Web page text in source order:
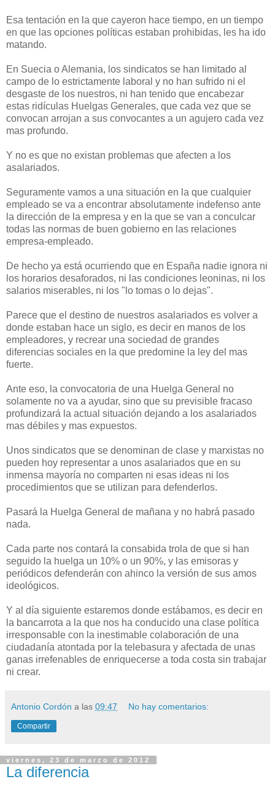
Esa tentación en la que cayeron hace tiempo, en un tiempo
en que las opciones políticas estaban prohibidas, les ha ido
matando.
En Suecia o Alemania, los sindicatos se han limitado al
campo de lo estrictamente laboral y no han sufrido ni el
desgaste de los nuestros, ni han tenido que encabezar
estas ridículas Huelgas Generales, que cada vez que se
convocan arrojan a sus convocantes a un agujero cada vez
mas profundo.
Y no es que no existan problemas que afecten a los
asalariados.
Seguramente vamos a una situación en la que cualquier
empleado se va a encontrar absolutamente indefenso ante
la dirección de la empresa y en la que se van a conculcar
todas las normas de buen gobierno en las relaciones
empresa-empleado.
De hecho ya está ocurriendo que en España nadie ignora ni
los horarios desaforados, ni las condiciones leoninas, ni los
salarios miserables, ni los "lo tomas o lo dejas".
Parece que el destino de nuestros asalariados es volver a
donde estaban hace un siglo, es decir en manos de los
empleadores, y recrear una sociedad de grandes
diferencias sociales en la que predomine la ley del mas
fuerte.
Ante eso, la convocatoria de una Huelga General no
solamente no va a ayudar, sino que su previsible fracaso
profundizará la actual situación dejando a los asalariados
mas débiles y mas expuestos.
Unos sindicatos que se denominan de clase y marxistas no
pueden hoy representar a unos asalariados que en su
inmensa mayoría no comparten ni esas ideas ni los
procedimientos que se utilizan para defenderlos.
Pasará la Huelga General de mañana y no habrá pasado
nada.
Cada parte nos contará la consabida trola de que si han
seguido la huelga un 10% o un 90%, y las emisoras y
periódicos defenderán con ahinco la versión de sus amos
ideológicos.
Y al día siguiente estaremos donde estábamos, es decir en
la bancarrota a la que nos ha conducido una clase política
irresponsable con la inestimable colaboración de una
ciudadanía atontada por la telebasura y afectada de unas
ganas irrefenables de enriquecerse a toda costa sin trabajar
ni crear.
Antonio Cordón a las 09:47 No hay comentarios:
Compartir
viernes, 23 de marzo de 2012
La diferencia